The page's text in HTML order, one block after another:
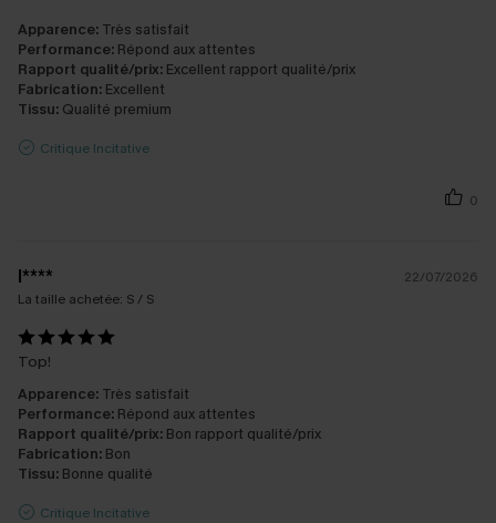
Apparence: Très satisfait
Performance: Répond aux attentes
Rapport qualité/prix: Excellent rapport qualité/prix
Fabrication: Excellent
Tissu: Qualité premium
Critique Incitative
0
l****
22/07/2026
La taille achetée: S / S
Top!
Apparence: Très satisfait
Performance: Répond aux attentes
Rapport qualité/prix: Bon rapport qualité/prix
Fabrication: Bon
Tissu: Bonne qualité
Critique Incitative